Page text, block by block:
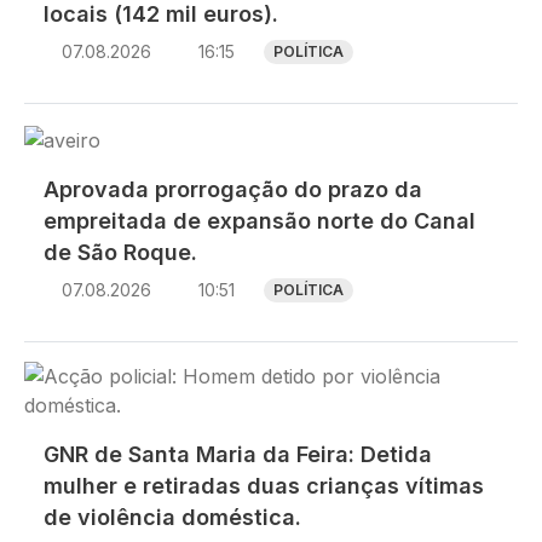
locais (142 mil euros).
07.08.2026 16:15 POLÍTICA
Imagem
Aprovada prorrogação do prazo da
empreitada de expansão norte do Canal
de São Roque.
07.08.2026 10:51 POLÍTICA
Imagem
GNR de Santa Maria da Feira: Detida
mulher e retiradas duas crianças vítimas
de violência doméstica.